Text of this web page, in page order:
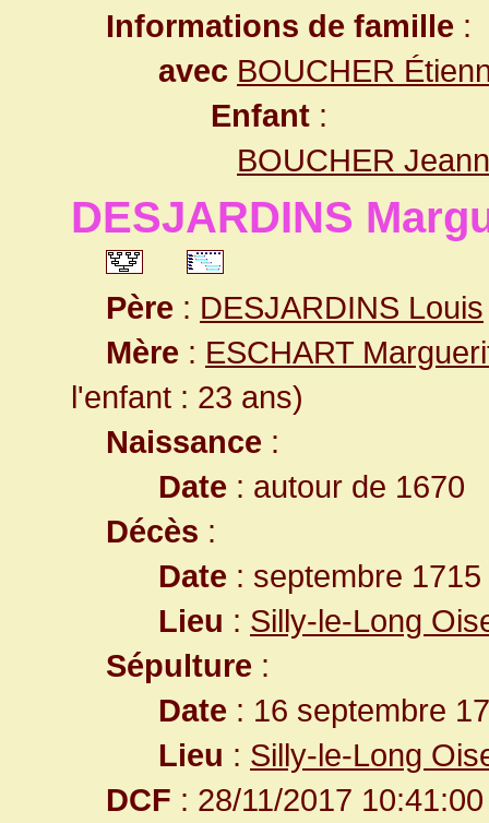
Informations de famille :
avec BOUCHER
Enfant :
BOUCHER
DESJARDINS
Père : DESJARDINS Louis
Mère : ESCHART
l'enfant : 23 ans)
Naissance :
Date : autour de 1670
Décès :
Date : septembre
Lieu : Silly-le-Long
Sépulture :
Date : 16 septembre
Lieu : Silly-le-Long
DCF : 28/11/2017 10:41:00